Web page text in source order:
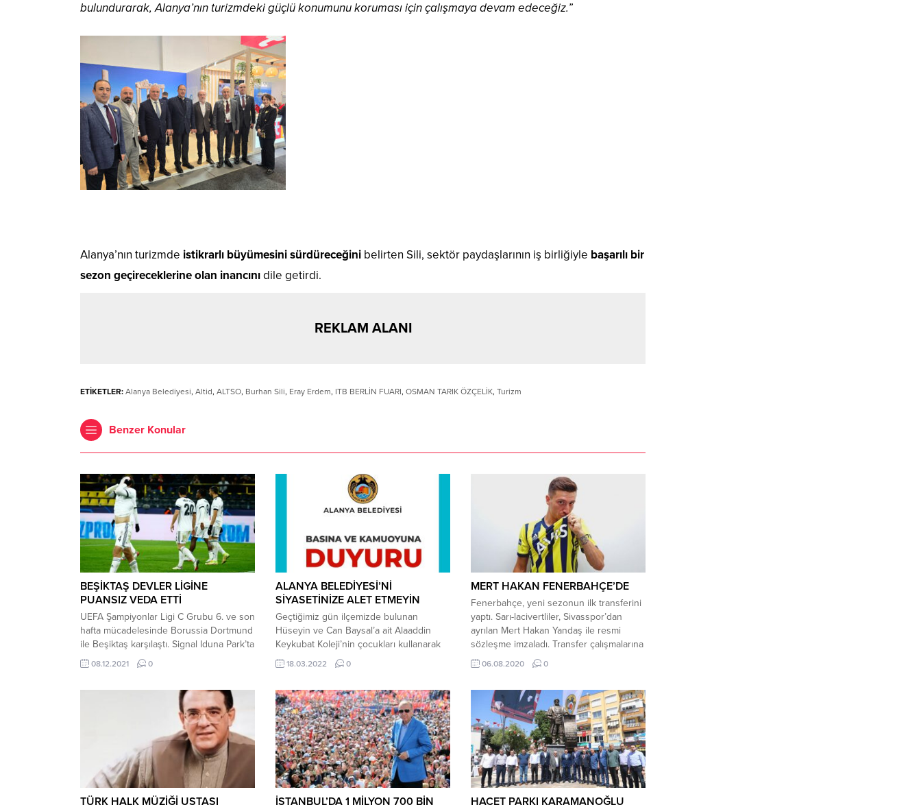
bulundurarak, Alanya’nın turizmdeki güçlü konumunu koruması için çalışmaya devam edeceğiz.”
Alanya’nın turizmde istikrarlı büyümesini sürdüreceğini belirten Sili, sektör paydaşlarının iş birliğiyle başarılı bir
sezon geçireceklerine olan inancınıdile getirdi.
REKLAM ALANI
ETİKETLER: Alanya Belediyesi, Altid, ALTSO, Burhan Sili, Eray Erdem, ITB BERLİN FUARI, OSMAN TARIK ÖZÇELİK, Turizm
Benzer Konular
BEŞİKTAŞ DEVLER LİGİNE
PUANSIZ VEDA ETTİ
UEFA Şampiyonlar Ligi C Grubu 6. ve son
hafta mücadelesinde Borussia Dortmund
ile Beşiktaş karşılaştı. Signal Iduna Park’ta
oynana mücadelede Borussia Dortmund,
5-0’lık skorla kazandı. Alman temsilcisine
Donyell Malen, 45 (p) ve 53’te Marco
Reus ile 68 ve 81’de Erling Haaland
kaydetti. Alınan bu sonucun...
08.12.2021 0
ALANYA BELEDİYESİ’Nİ
SİYASETİNİZE ALET ETMEYİN
Geçtiğimiz gün ilçemizde bulunan
Hüseyin ve Can Baysal’a ait Alaaddin
Keykubat Koleji’nin çocukları kullanarak
sosyal sorumluluk projesi yaptığı
yalanıyla ve farklı siyasi amaçlarla
poz vererek yaptığı etkinlik ve “Neci bu
çöp” başlığıyla sosyal medyada paylaştığı
gönderi Alanya Belediye’sini zan altında
bırakmıştır. Söz konusu paylaşımda
sahillerin temiz...
18.03.2022 0
MERT HAKAN FENERBAHÇE’DE
Fenerbahçe, yeni sezonun ilk transferini
yaptı. Sarı-lacivertliler, Sivasspor’dan
ayrılan Mert Hakan Yandaş ile resmi
sözleşme imzaladı. Transfer çalışmalarına
başlayan Fenerbahçe, sezonun ilk resmi
imzasını attırdı. Sarı lacivertli kulüp,
oyuncuya talip olursa, o oyuncu mutlaka
çubuklu formayı giyecektir” ifadelerinin
yer aldığı videoda Mert Hakan Yandaş’ı
transfer...
06.08.2020 0
TÜRK HALK MÜZİĞİ USTASI İSTANBUL’DA 1 MİLYON 700 BİN HACET PARKI KARAMANOĞLU